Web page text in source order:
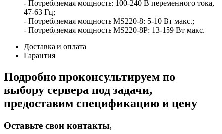
- Потребляемая мощность: 100-240 В переменного тока,
47-63 Гц;
- Потребляемая мощность MS220-8: 5-10 Вт макс.;
- Потребляемая мощность MS220-8P: 13-159 Вт макс.
Доставка и оплата
Гарантия
Подробно проконсультируем по
выбору сервера под задачи,
предоставим спецификацию и цену
Оставьте свои контакты,